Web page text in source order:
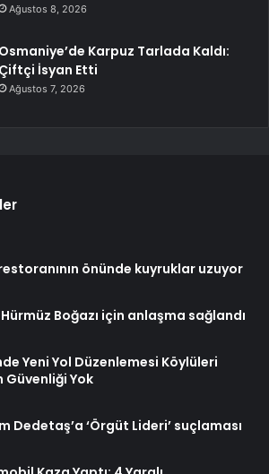
Ağustos 8, 2026
Osmaniye’de Karpuz Tarlada Kaldı:
Çiftçi İsyan Etti
Ağustos 7, 2026
önünde kuyruklar uzuyor
Boğazı için anlaşma sağlandı
Yeni Yol Düzenlemesi Köylüleri
Güvenliği Yok
Dedetaş’a ‘Örgüt Lideri’ suçlaması